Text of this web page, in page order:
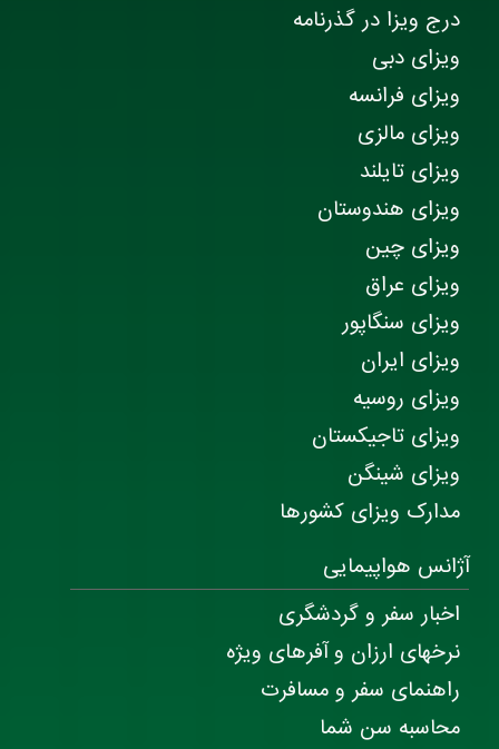
درج ویزا در گذرنامه
ویزای دبی
ویزای فرانسه
ویزای مالزی
ویزای تایلند
ویزای هندوستان
ویزای چین
ویزای عراق
ویزای سنگاپور
ویزای ایران
ویزای روسیه
ویزای تاجیکستان
ویزای شینگن
مدارک ویزای کشورها
آژانس هواپیمایی
اخبار سفر و گردشگری
نرخهای ارزان و آفرهای ویژه
راهنمای سفر و مسافرت
محاسبه سن شما